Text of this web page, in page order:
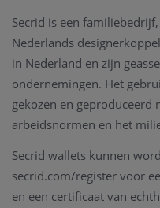
Secrid is een
Nederlands
in Nederland en zijn
ondernemingen. Het
gekozen en
arbeidsnormen en het
Secrid wallets kunnen
secrid.com/register voor
en een certificaat van